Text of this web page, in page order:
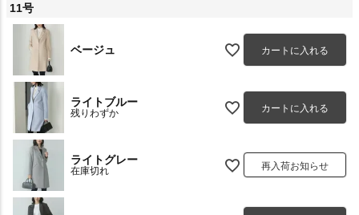
11号
ベージュ カートに入れる
ライトブルー
残りわずか カートに入れる
ライトグレー
在庫切れ 再入荷お知らせ